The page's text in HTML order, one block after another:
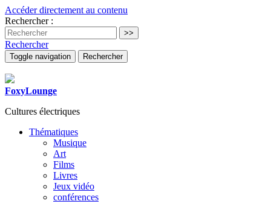
Accéder directement au contenu
Rechercher :
Rechercher
Toggle navigation Rechercher
FoxyLounge
Cultures électriques
Thématiques
Musique
Art
Films
Livres
Jeux vidéo
conférences